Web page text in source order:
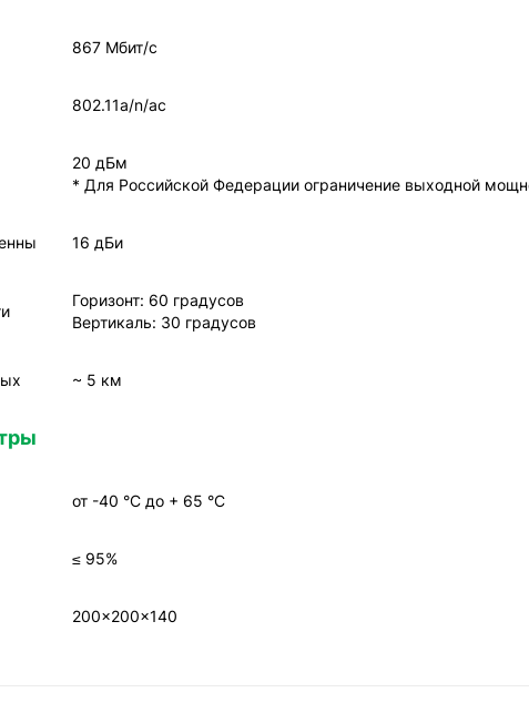
867 Мбит/с
802.11a/n/ac
20 дБм
* Для Российской Федерации ограничение выходной
16 дБи
Горизонт: 60 градусов
Вертикаль: 30 градусов
~ 5 км
от -40 °С до + 65 °C
≤ 95%
200x200x140